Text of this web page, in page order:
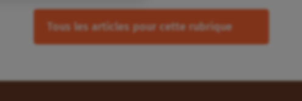
Tous les articles pour cette rubrique